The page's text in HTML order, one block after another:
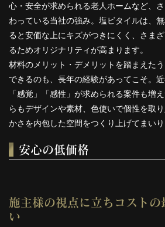
心・安全が求められる老人ホームなど、
わっている当社の強み。塩ビタイルは、
ると安価な上にキズがつきにくく、さま
るためオリジナリティが高まります。
材料のメリット・デメリットを踏まえた
できるのも、長年の経験があってこそ。
「感覚」「感性」が求められる案件も増
らもデザインや素材、色使いで個性を取
かさを内包した空間をつくり上げてまいり
安心の低価格
施主様の視点に立ちコストの
い